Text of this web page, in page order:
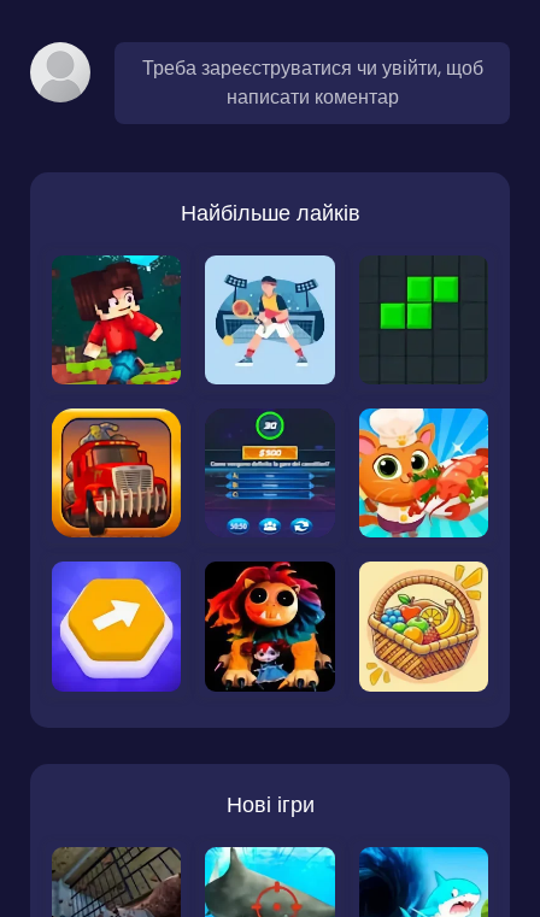
Треба зареєструватися чи увійти, щоб
написати коментар
Найбільше лайків
Нові ігри